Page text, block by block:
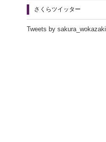
さくらツイッター
Tweets by sakura_wokazaki